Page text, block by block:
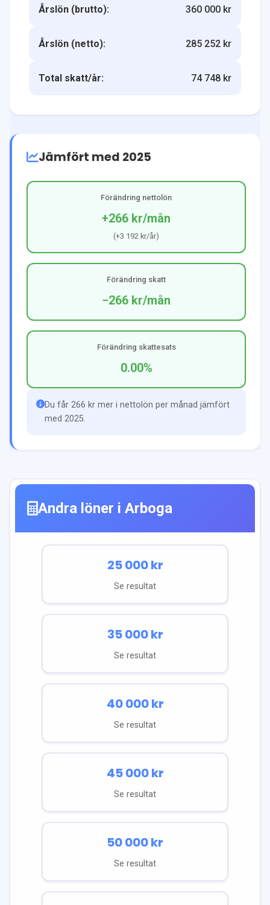
Årslön (brutto): 360 000 kr
Årslön (netto): 285 252 kr
Total skatt/år: 74 748 kr
Jämfört med 2025
Förändring nettolön
+266 kr/mån
(+3 192 kr/år)
Förändring skatt
−266 kr/mån
Förändring skattesats
0.00%
Du får 266 kr mer i nettolön per månad jämfört
med 2025.
Andra löner i Arboga
25 000kr
Se resultat
35 000kr
Se resultat
40 000kr
Se resultat
45 000kr
Se resultat
50 000kr
Se resultat